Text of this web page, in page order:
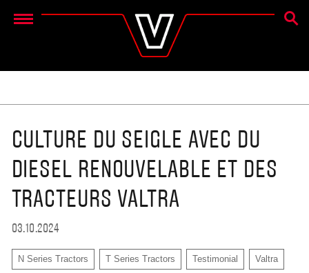
Menu
CULTURE DU SEIGLE AVEC DU
DIESEL RENOUVELABLE ET DES
TRACTEURS VALTRA
03.10.2024
N Series Tractors T Series Tractors Testimonial Valtra